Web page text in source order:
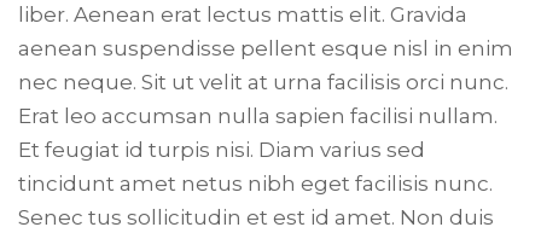
liber. Aenean erat lectus mattis elit. Gravida
aenean suspendisse pellent esque nisl in enim
nec neque. Sit ut velit at urna facilisis orci nunc.
Erat leo accumsan nulla sapien facilisi nullam.
Et feugiat id turpis nisi. Diam varius sed
tincidunt amet netus nibh eget facilisis nunc.
Senec tus sollicitudin et est id amet. Non duis